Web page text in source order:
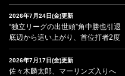
2026年7月24日(金)更新
“独立リーグの出世頭”角中勝也引退
底辺から這い上がり、首位打者2度
2026年7月17日(金)更新
佐々木麟太郎、マーリンズ入りへ